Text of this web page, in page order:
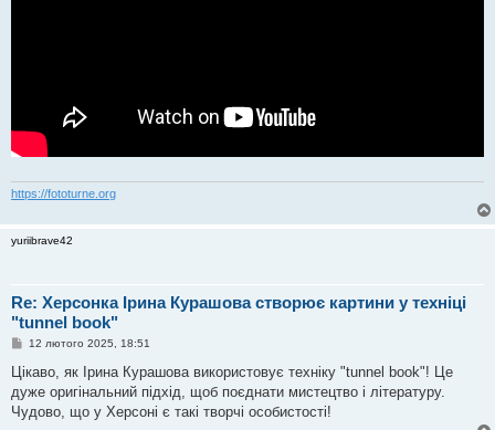
https://fototurne.org
yuriibrave42
Re: Херсонка Ірина Курашова створює картини у техніці
"tunnel book"
П
в
д
о
м
12 лютого 2025, 18:51
Цікаво, як Ірина Курашова використовує техніку "tunnel book"! Це
дуже оригінальний підхід, щоб поєднати мистецтво і літературу.
Чудово, що у Херсоні є такі творчі особистості!